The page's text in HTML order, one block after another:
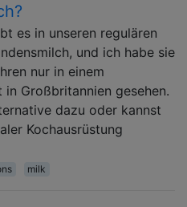
es in unseren regulären
und ich habe sie
nur in einem
Großbritannien gesehen.
dazu oder kannst
Kochausrüstung
milk